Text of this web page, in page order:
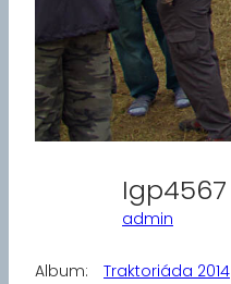
Igp4567
admin
Album: Traktoriáda 2014